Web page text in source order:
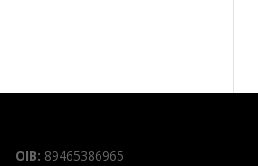
OIB: 89465386965